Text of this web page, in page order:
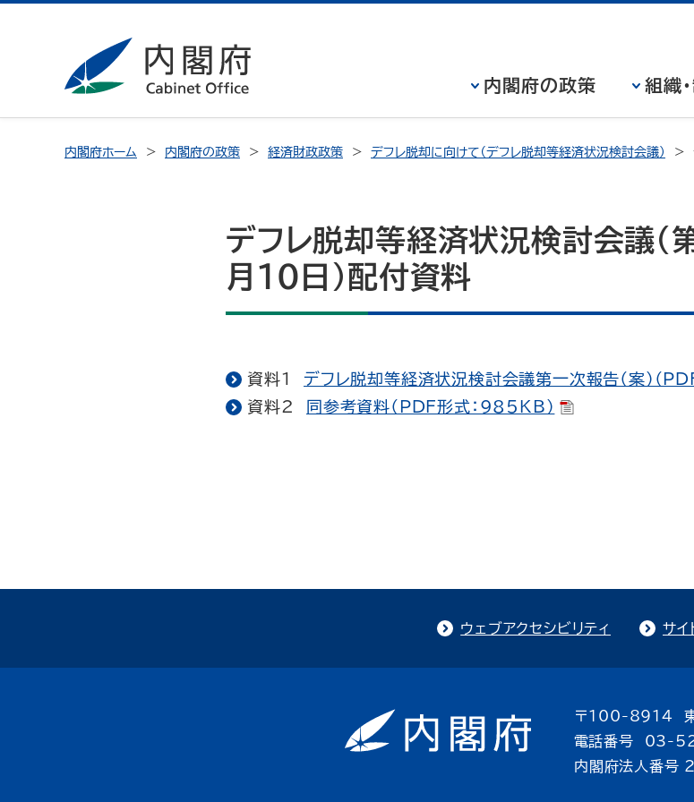
内閣府の政策 組織
内閣府ホーム 内閣府の政策 経済財政政策 デフレ脱却に向けて（デフレ脱却等経済状況検討会議）
デフレ脱却等経済状況検討会議（
月10日）配付資料
資料1 デフレ脱却等経済状況検討会議第一次報告（案）（
資料2
同参考資料（PDF形式：985KB）
ウェブアクセシビリティ サイ
〒100-8914 東
電話番号 03-
内閣府法人番